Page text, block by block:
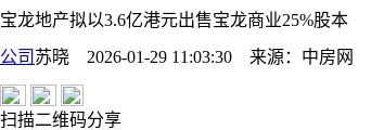
宝龙地产拟以3.6亿港元出售宝龙商业25%股本
公司 苏晓 2026-01-29 11:03:30 来源： 中房网
扫描二维码分享